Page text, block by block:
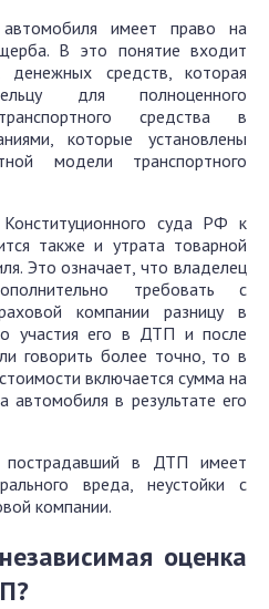
имеет право на
В это понятие входит
средств, которая
для полноценного
средства в
которые установлены
модели транспортного
Конституционного суда РФ к
также и утрата товарной
Это означает, что владелец
требовать с
компании разницу в
участия его в ДТП и после
говорить более точно, то в
включается сумма на
автомобиля в результате его
пострадавший в ДТП имеет
вреда, неустойки с
компании.
оценка